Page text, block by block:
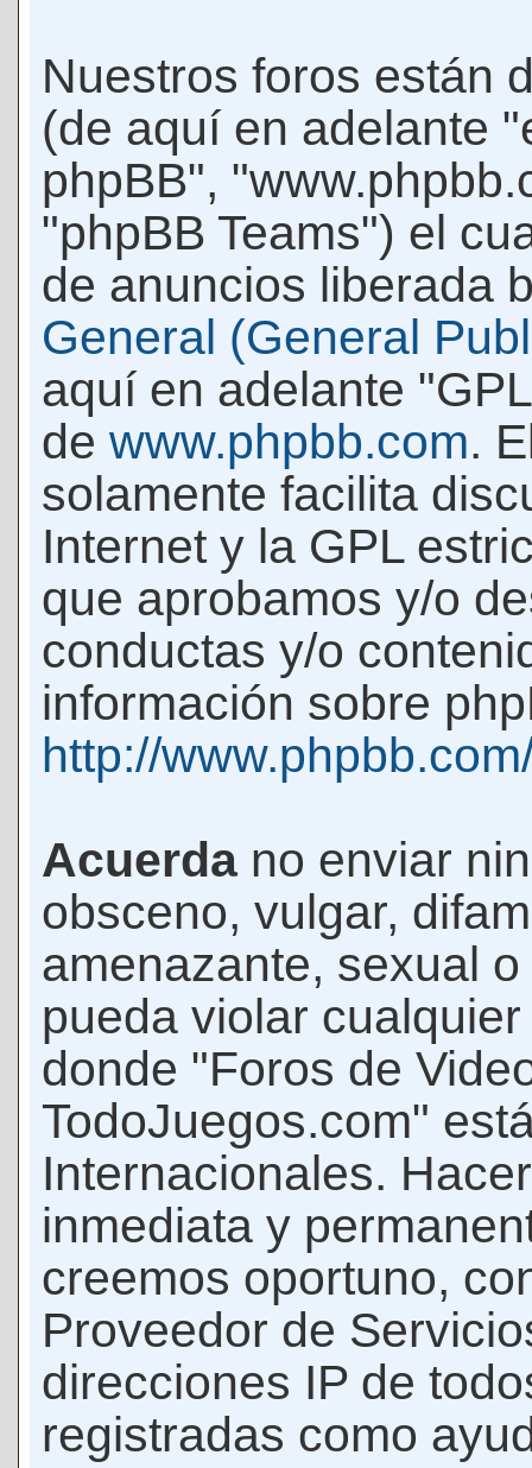
Nuestros foros están
(de aquí en adelante
phpBB",
"phpBB Teams") el
de anuncios liberada
General (General
aquí en adelante
de www.phpbb.com.
solamente facilita
Internet y la GPL
que aprobamos y/o
conductas y/o
información sobre
http://
Acuerda no enviar
obsceno, vulgar,
amenazante, sexual
pueda violar
donde "Foros de
TodoJuegos.com"
Internacionales.
inmediata y
creemos oportuno,
Proveedor de
direcciones IP de
registradas como